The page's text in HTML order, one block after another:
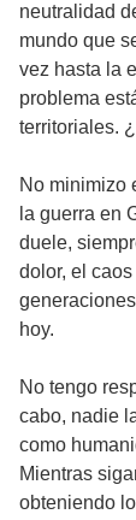
neutralidad
mundo que
vez hasta la
problema
territoriales.
No minimizo
la guerra en
duele,
dolor, el
hoy.
No tengo
cabo, nadie
como
Mientras
obteniendo